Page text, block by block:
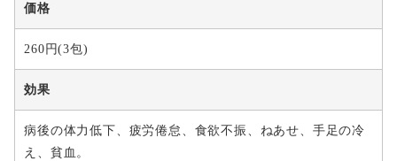
価格
260円(3包)
効果
病後の体力低下、疲労倦怠、食欲不振、ねあせ、手足の冷
え、貧血。